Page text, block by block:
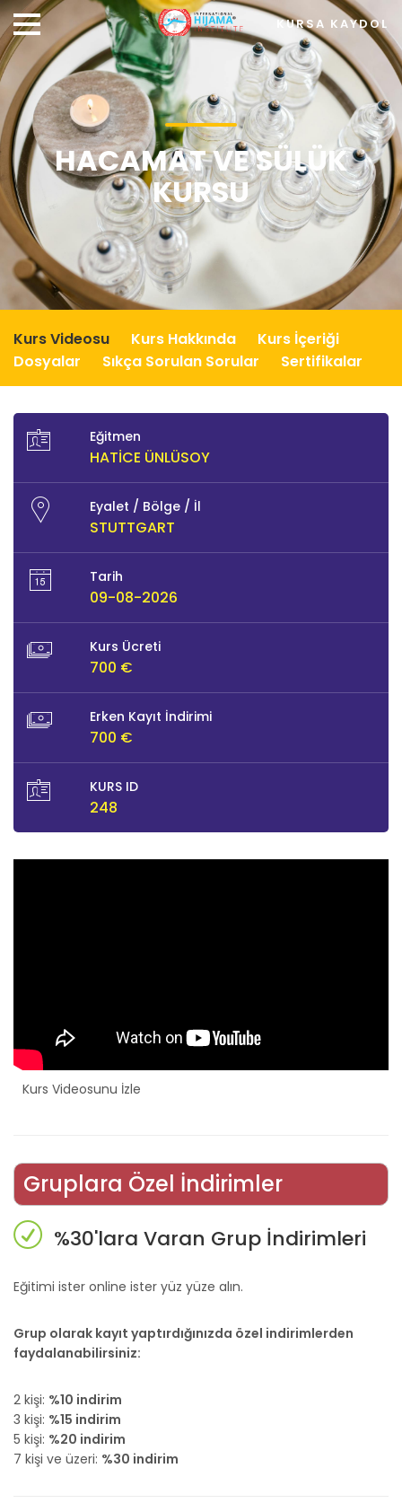
HACAMAT VE SÜLÜK
KURSU
Kurs Videosu Kurs Hakkında
Kurs İçeriği
Dosyalar
Sıkça Sorulan Sorular Sertifikalar
Eğitmen
HATICE ÜNLÜSOY
Eyalet / Bölge / İl
STUTTGART
Tarih
09-08-2026
Kurs Ücreti
700 €
Erken Kayıt İndirimi
700 €
KURS ID
248
Kurs Videosunu İzle
Gruplara Özel İndirimler
%30'lara Varan Grup İndirimleri
Eğitimi ister online ister yüz yüze alın.
Grup olarak kayıt yaptırdığınızda özel indirimlerden
faydalanabilirsiniz:
2 kişi: %10 indirim
3 kişi: %15 indirim
5 kişi: %20 indirim
7 kişi ve üzeri: %30 indirim
KURSA KAYDOL